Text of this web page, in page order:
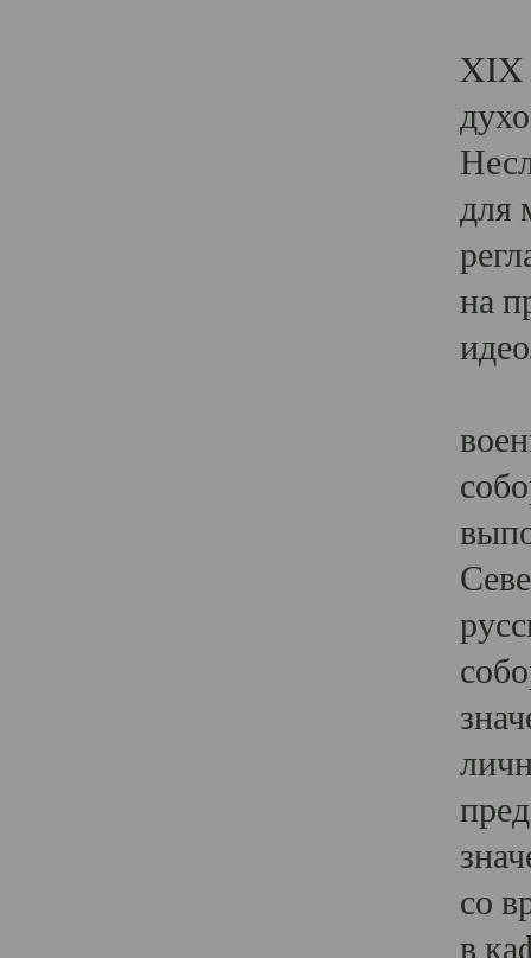
XIX
для
на
со
в